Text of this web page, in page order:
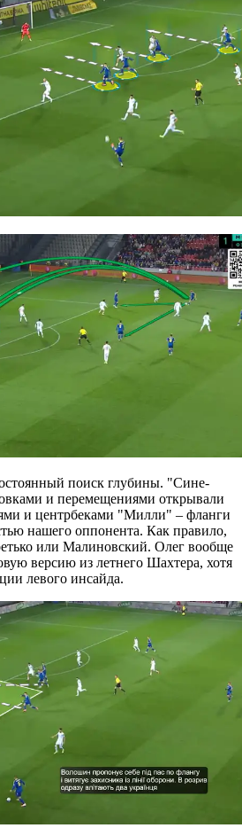
поиск глубины. "Сине-
и перемещениями открывали
и центрбеками "Милли" – фланги
нашего оппонента. Как правило,
или Малиновский. Олег вообще
версию из летнего Шахтера, хотя
левого инсайда.